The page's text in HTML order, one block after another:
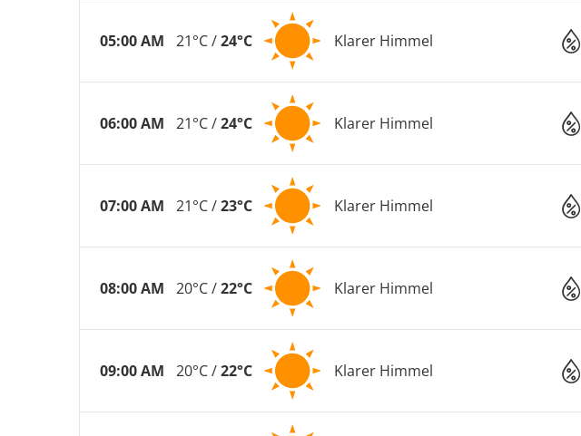
05:00 AM 21°C /24°C Klarer Himmel
06:00 AM 21°C /24°C Klarer Himmel
07:00 AM 21°C /23°C Klarer Himmel
08:00 AM 20°C /22°C Klarer Himmel
09:00 AM 20°C /22°C Klarer Himmel